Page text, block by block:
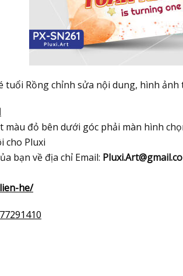
Rồng chỉnh sửa nội dung, hình ảnh
màu đỏ bên dưới góc phải màn hình
cho Pluxi
bạn về địa chỉ Email:
he/